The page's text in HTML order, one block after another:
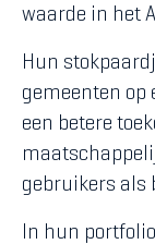
waarde in het
Hun
gemeenten op
een betere
gebruikers als
In hun